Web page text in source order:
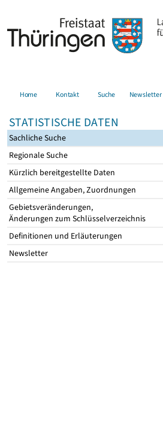
Home Kontakt Suche Newsletter
STATISTISCHE DATEN
Sachliche Suche
Regionale Suche
Kürzlich bereitgestellte Daten
Allgemeine Angaben, Zuordnungen
Gebietsveränderungen,
Änderungen zum Schlüsselverzeichnis
Definitionen und Erläuterungen
Newsletter